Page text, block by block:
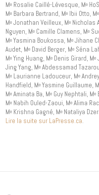
Me Rosalie Caillé-Lévesque, Me
Me Barbara Bertrand, Me Ibii Otto, Me
Me Jonathan Veilleux, Me Nicholas
Nguyen, Me Camille Clamens, Me
Me Yasmina Boukossa, Me Jihane
Audet, Me David Berger, Me Séna
Me Ying Huang, Me Denis Girard, Me
Jing Yang, Me Abdessamad
Me Laurianne Ladouceur, Me
Handfield, Me Yasmine Guillaume, M
Me Aminata Ba, Me Guy Nephtali, Me
Me Nabih Ouled-Zaoui, Me Alima
Me Krishna Gagné, Me Nataliya
Lire la suite sur LaPresse.ca.